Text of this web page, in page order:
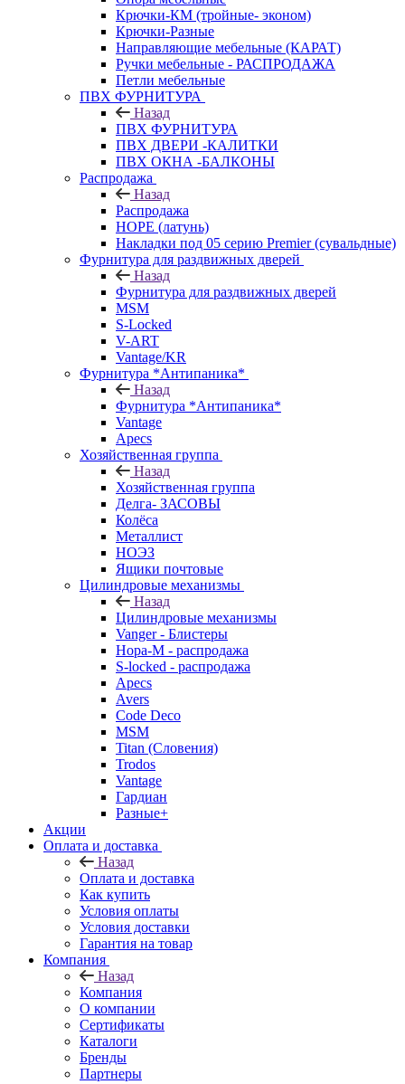
Крючки-КМ (тройные- эконом)
Крючки-Разные
Направляющие мебельные (КАРАТ)
Ручки мебельные - РАСПРОДАЖА
Петли мебельные
ПВХ ФУРНИТУРА
Назад
ПВХ ФУРНИТУРА
ПВХ ДВЕРИ -КАЛИТКИ
ПВХ ОКНА -БАЛКОНЫ
Распродажа
Назад
Распродажа
HOPE (латунь)
Накладки под 05 серию Premier (сувальдные)
Фурнитура для раздвижных дверей
Назад
Фурнитура для раздвижных дверей
MSM
S-Locked
V-ART
Vantage/KR
Фурнитура *Антипаника*
Назад
Фурнитура *Антипаника*
Vantage
Apecs
Хозяйственная группа
Назад
Хозяйственная группа
Делга- ЗАСОВЫ
Колёса
Металлист
НОЭЗ
Ящики почтовые
Цилиндровые механизмы
Назад
Цилиндровые механизмы
Vanger - Блистеры
Нора-М - распродажа
S-locked - распродажа
Apecs
Avers
Code Deco
MSM
Titan (Словения)
Trodos
Vantage
Гардиан
Разные+
Акции
Оплата и доставка
Назад
Оплата и доставка
Как купить
Условия оплаты
Условия доставки
Гарантия на товар
Компания
Назад
Компания
О компании
Сертификаты
Каталоги
Бренды
Партнеры